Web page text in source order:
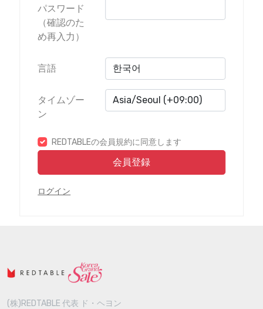
パスワード
（確認のた
め再入力）
言語
タイムゾー
ン
REDTABLEの会員規約に同意します
会員登録
ログイン
(株)REDTABLE 代表 ド・ヘヨン